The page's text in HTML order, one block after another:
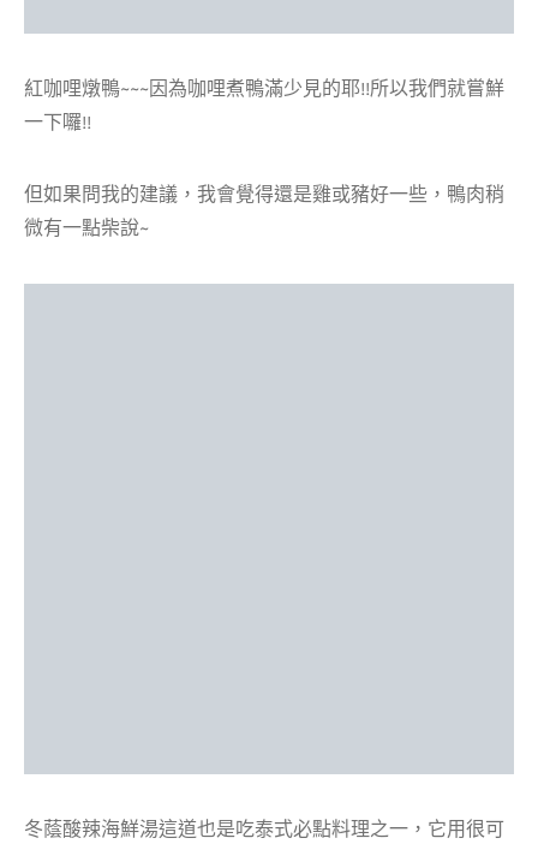
紅咖哩燉鴨~~~因為咖哩煮鴨滿少見的耶!!所以我們就嘗鮮
一下囉!!
但如果問我的建議，我會覺得還是雞或豬好一些，鴨肉稍
微有一點柴說~
冬蔭酸辣海鮮湯這道也是吃泰式必點料理之一，它用很可